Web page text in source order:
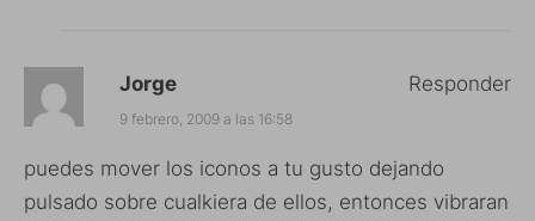
Jorge
9 febrero, 2009 a las 16:58
puedes mover los iconos a tu gusto dejando
pulsado sobre cualkiera de ellos, entonces vibraran
Responder